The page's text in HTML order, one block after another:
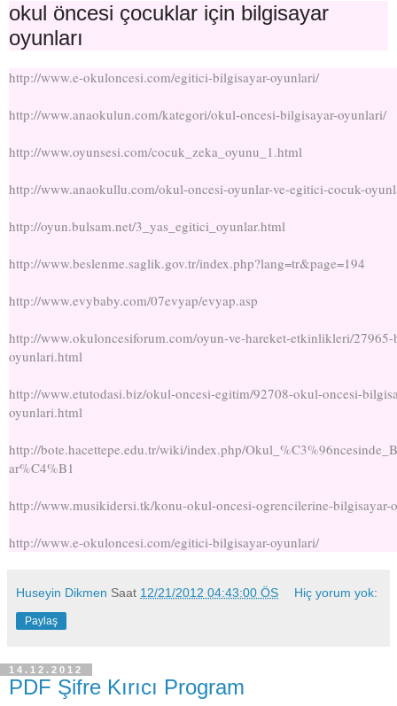
okul öncesi çocuklar için bilgisayar
oyunları
http://www.e-okuloncesi.com/egitici-bilgisayar-oyunlari/
http://www.anaokulun.com/kategori/okul-oncesi-bilgisayar-oyunlari/
http://www.oyunsesi.com/cocuk_zeka_oyunu_1.html
http://www.anaokullu.com/okul-oncesi-oyunlar-ve-egitici-cocuk-
http://oyun.bulsam.net/3_yas_egitici_oyunlar.html
http://www.beslenme.saglik.gov.tr/index.php?lang=tr&page=194
http://www.evybaby.com/07evyap/evyap.asp
http://www.okuloncesiforum.com/oyun-ve-hareket-etkinlikleri/27965-
oyunlari.html
http://www.etutodasi.biz/okul-oncesi-egitim/92708-okul-oncesi-
oyunlari.html
http://bote.hacettepe.edu.tr/wiki/index.php/
ar%C4%B1
http://www.musikidersi.tk/konu-okul-oncesi-ogrencilerine-bilgisayar-
http://www.e-okuloncesi.com/egitici-bilgisayar-oyunlari/
Huseyin Dikmen Saat 12/21/2012 04:43:00 ÖS Hiç yorum yok:
Paylaş
14.12.2012
PDF Şifre Kırıcı Program